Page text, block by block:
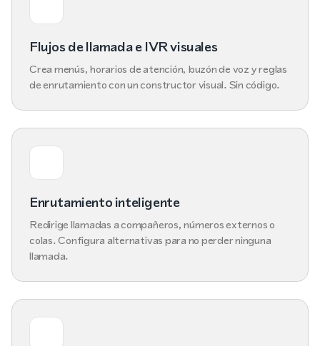
Flujos de llamada e IVR visuales
Crea menús, horarios de atención, buzón de voz y reglas
de enrutamiento con un constructor visual. Sin código.
Enrutamiento inteligente
Redirige llamadas a compañeros, números externos o
colas. Configura alternativas para no perder ninguna
llamada.